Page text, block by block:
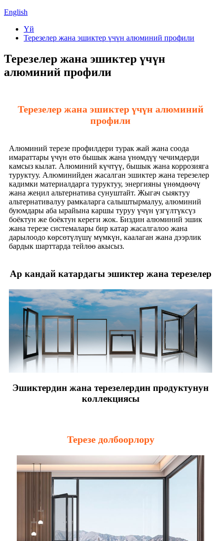
English
Үй
Терезелер жана эшиктер үчүн алюминий профили
Терезелер жана эшиктер үчүн
алюминий профили
Терезелер жана эшиктер үчүн алюминий
профили
Алюминий терезе профилдери турак жай жана соода
имараттары үчүн өтө бышык жана үнөмдүү чечимдерди
камсыз кылат. Алюминий күчтүү, бышык жана коррозияга
туруктуу. Алюминийден жасалган эшиктер жана терезелер
кадимки материалдарга туруктуу, энергияны үнөмдөөчү
жана жеңил альтернатива сунуштайт. Жыгач сыяктуу
альтернативалуу рамкаларга салыштырмалуу, алюминий
буюмдары аба ырайына каршы туруу үчүн үзгүлтүксүз
боёктун же боёктун кереги жок. Биздин алюминий эшик
жана терезе системалары бир катар жасалгалоо жана
дарылоодо көрсөтүлүшү мүмкүн, каалаган жана дээрлик
бардык шарттарда тейлөө акысыз.
Ар кандай катардагы эшиктер жана терезелер
Эшиктердин жана терезелердин продуктунун
коллекциясы
Терезе долбоорлору